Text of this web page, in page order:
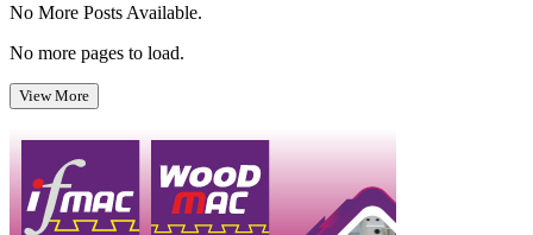
No More Posts Available.
No more pages to load.
View More